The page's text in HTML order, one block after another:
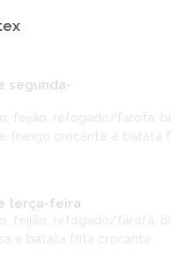
segunda-
frango crocante e batata
terça-feira
feijão, refogado/farofa,
e batata frita crocante.